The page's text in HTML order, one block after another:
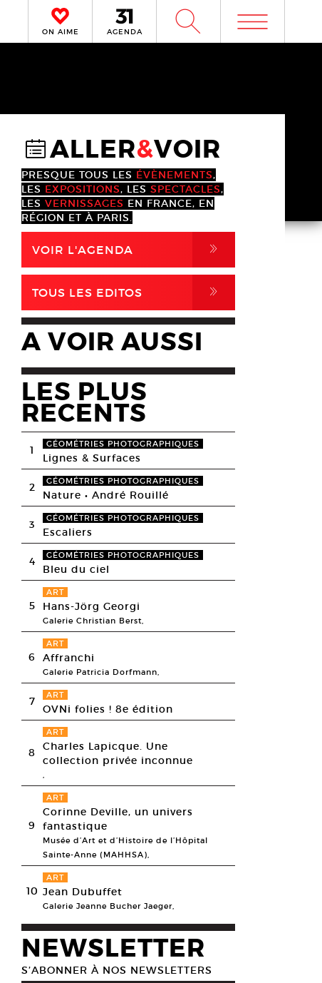
ON AIME AGENDA W m
@ALLER&VOIR
PRESQUE TOUS LES ÉVÈNEMENTS,
LES EXPOSITIONS, LES SPECTACLES,
LES VERNISSAGES EN FRANCE, EN
RÉGION ET À PARIS.
VOIR L'AGENDA ,
TOUS LES EDITOS ,
A VOIR AUSSI
LES PLUS
RECENTS
1 GÉOMÉTRIES PHOTOGRAPHIQUES
Lignes & Surfaces
2 GÉOMÉTRIES PHOTOGRAPHIQUES
Nature • André Rouillé
3 GÉOMÉTRIES PHOTOGRAPHIQUES
Escaliers
4 GÉOMÉTRIES PHOTOGRAPHIQUES
Bleu du ciel
5
ART
Hans-Jörg Georgi
Galerie Christian Berst,
6
ART
Affranchi
Galerie Patricia Dorfmann,
7 ART
OVNi folies ! 8e édition
8
ART
Charles Lapicque. Une
collection privée inconnue
,
9
ART
Corinne Deville, un univers
fantastique
Musée d’Art et d’Histoire de l’Hôpital
Sainte-Anne (MAHHSA),
10
ART
Jean Dubuffet
Galerie Jeanne Bucher Jaeger,
NEWSLETTER
S’ABONNER À NOS NEWSLETTERS